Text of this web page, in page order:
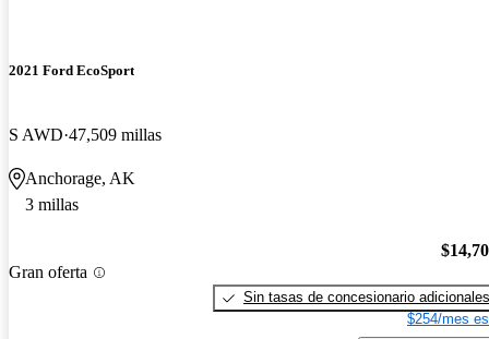
2021 Ford EcoSport
S AWD 47,509 millas
Anchorage, AK
3 millas
Gran oferta
Sin tasas de concesionario adicionales
$254/mes